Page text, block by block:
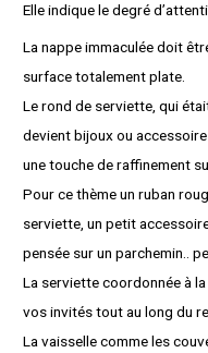
Elle indique le degré
La nappe immaculée doit
surface totalement plate.
Le rond de serviette, qui
devient bijoux ou
une touche de raffinement
Pour ce thème un ruban
serviette, un petit
pensée sur un parchemin..
La serviette coordonnée à
vos invités tout au long du
La vaisselle comme les